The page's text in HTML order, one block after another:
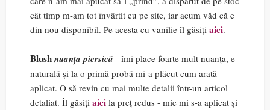
cât timp m-am tot învârtit eu pe site, iar acum văd că e
din nou disponibil. Pe acesta cu vanilie îl găsiți aici.
Blushnuanța piersică - îmi place foarte mult nuanța, e
naturală și la o primă probă mi-a plăcut cum arată
aplicat. O să revin cu mai multe detalii într-un articol
detaliat. Îl găsiți aici la preț redus - mie mi s-a aplicat și